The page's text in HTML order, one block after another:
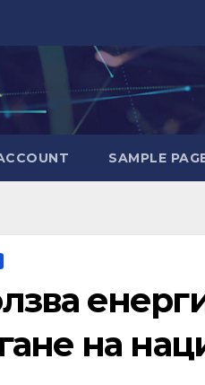
SAMPLE
на